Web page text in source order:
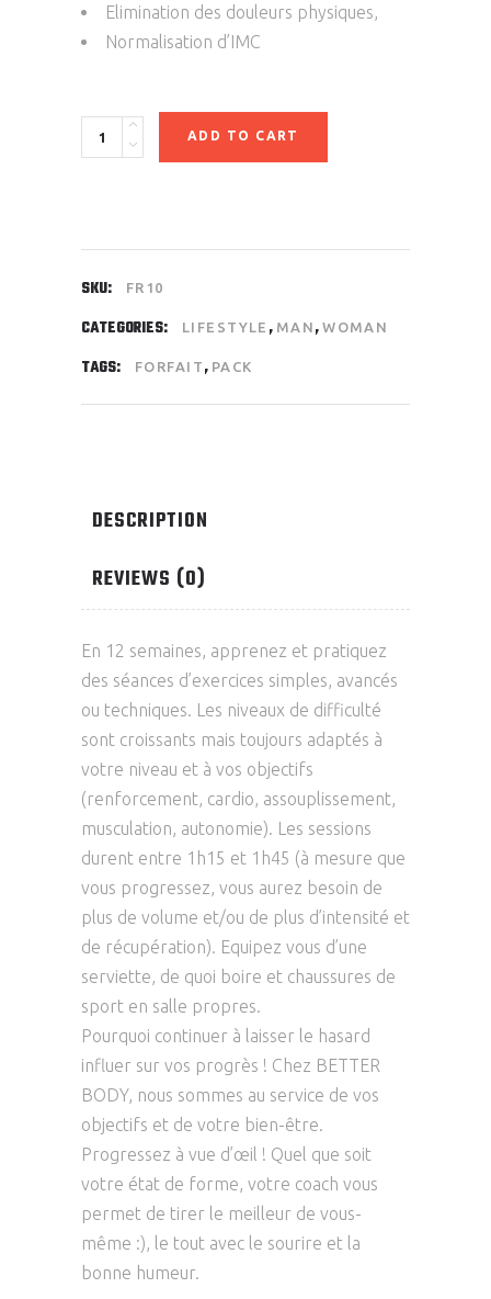
Elimination des douleurs physiques,
Normalisation d’IMC
Quantity ADD TO CART
SKU: FR10
CATEGORIES: LIFESTYLE , MAN ,WOMAN
TAGS: FORFAIT , PACK
DESCRIPTION
REVIEWS (0)
En 12 semaines, apprenez et pratiquez
des séances d’exercices simples, avancés
ou techniques. Les niveaux de difficulté
sont croissants mais toujours adaptés à
votre niveau et à vos objectifs
(renforcement, cardio, assouplissement,
musculation, autonomie). Les sessions
durent entre 1h15 et 1h45 (à mesure que
vous progressez, vous aurez besoin de
plus de volume et/ou de plus d’intensité et
de récupération). Equipez vous d’une
serviette, de quoi boire et chaussures de
sport en salle propres.
Pourquoi continuer à laisser le hasard
influer sur vos progrès ! Chez BETTER
BODY, nous sommes au service de vos
objectifs et de votre bien-être.
Progressez à vue d’œil ! Quel que soit
votre état de forme, votre coach vous
permet de tirer le meilleur de vous-
même :), le tout avec le sourire et la
bonne humeur.